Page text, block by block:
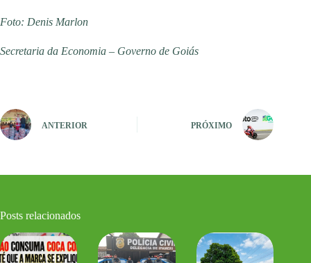
Foto: Denis Marlon
Secretaria da Economia – Governo de Goiás
ANTERIOR PRÓXIMO
Posts relacionados